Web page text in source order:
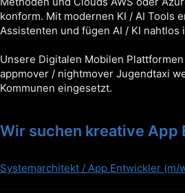
konform. Mit modernen KI / AI Tools
Assistenten und fügen AI / KI nahtlos
Unsere Digitalen Mobilen
appmover / nightmover Jugendtaxi
Kommunen eingesetzt.
Wir suchen kreative App
Systemarchitekt / App Entwickler (m/